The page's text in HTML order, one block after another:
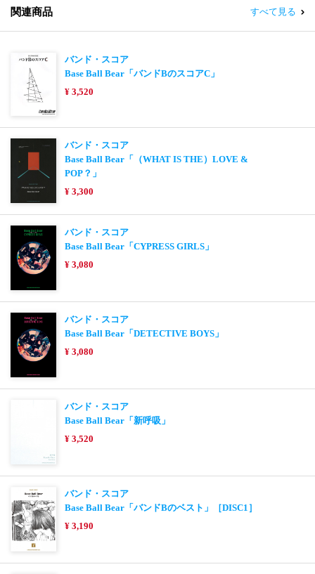
関連商品 すべて見る
バンド・スコア
Base Ball Bear「バンドBのスコアC」
¥ 3,520
バンド・スコア
Base Ball Bear「（WHAT IS THE）LOVE &
POP？」
¥ 3,300
バンド・スコア
Base Ball Bear「CYPRESS GIRLS」
¥ 3,080
バンド・スコア
Base Ball Bear「DETECTIVE BOYS」
¥ 3,080
バンド・スコア
Base Ball Bear「新呼吸」
¥ 3,520
バンド・スコア
Base Ball Bear「バンドBのベスト」［DISC1］
¥ 3,190